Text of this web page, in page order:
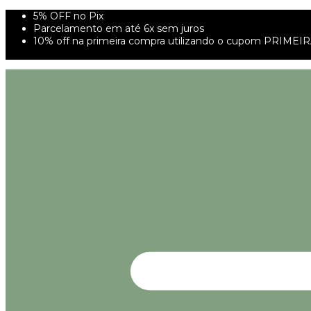
5% OFF no Pix
Parcelamento em até 6x sem juros
10% off na primeira compra utilizando o cupom